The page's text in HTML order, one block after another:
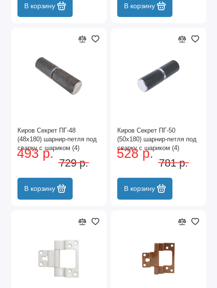
В корзину В корзину
Киров Секрет ПГ-48
(48х180) шарнир-петля под
сварку с шариком (4)
493 р.
729 р.
В корзину
Киров Секрет ПГ-50
(50х180) шарнир-петля под
сварку с шариком (4)
528 р.
781 р.
В корзину